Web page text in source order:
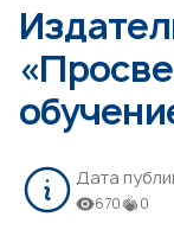
Дата
670 0